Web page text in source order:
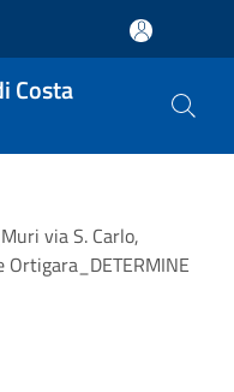
Costa
via S. Carlo,